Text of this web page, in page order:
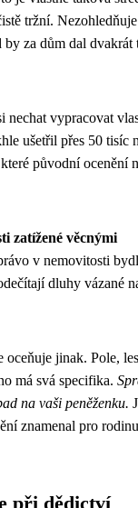
tržní. Nezohledňuje
by za dům dal dvakrát
nechat vypracovat
ušetřil přes 50 tisíc
původní ocenění
zatížené věcnými
v nemovitosti
dluhy vázané
oceňuje jinak. Pole,
má svá specifika.
na vaši peněženku.
znamenal pro rodinu
při dědictví